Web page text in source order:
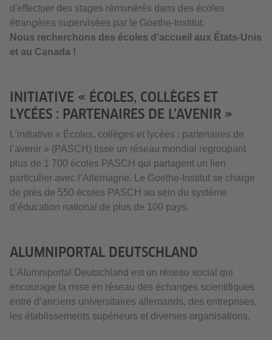
d'effectuer des stages rémunérés dans des écoles
étrangères supervisées par le Goethe-Institut.
Nous recherchons des écoles d'accueil aux États-Unis
et au Canada !
INITIATIVE « ÉCOLES, COLLÈGES ET
LYCÉES : PARTENAIRES DE L’AVENIR »
L’initiative « Écoles, collèges et lycées : partenaires de
l’avenir » (PASCH) tisse un réseau mondial regroupant
plus de 1 700 écoles PASCH qui partagent un lien
particulier avec l’Allemagne. Le Goethe-Institut se charge
de près de 550 écoles PASCH au sein du système
d’éducation national de plus de 100 pays.
ALUMNIPORTAL DEUTSCHLAND
L’Alumniportal Deutschland est un réseau social qui
encourage la mise en réseau des échanges scientifiques
entre d’anciens universitaires allemands, des entreprises,
les établissements supérieurs et diverses organisations.